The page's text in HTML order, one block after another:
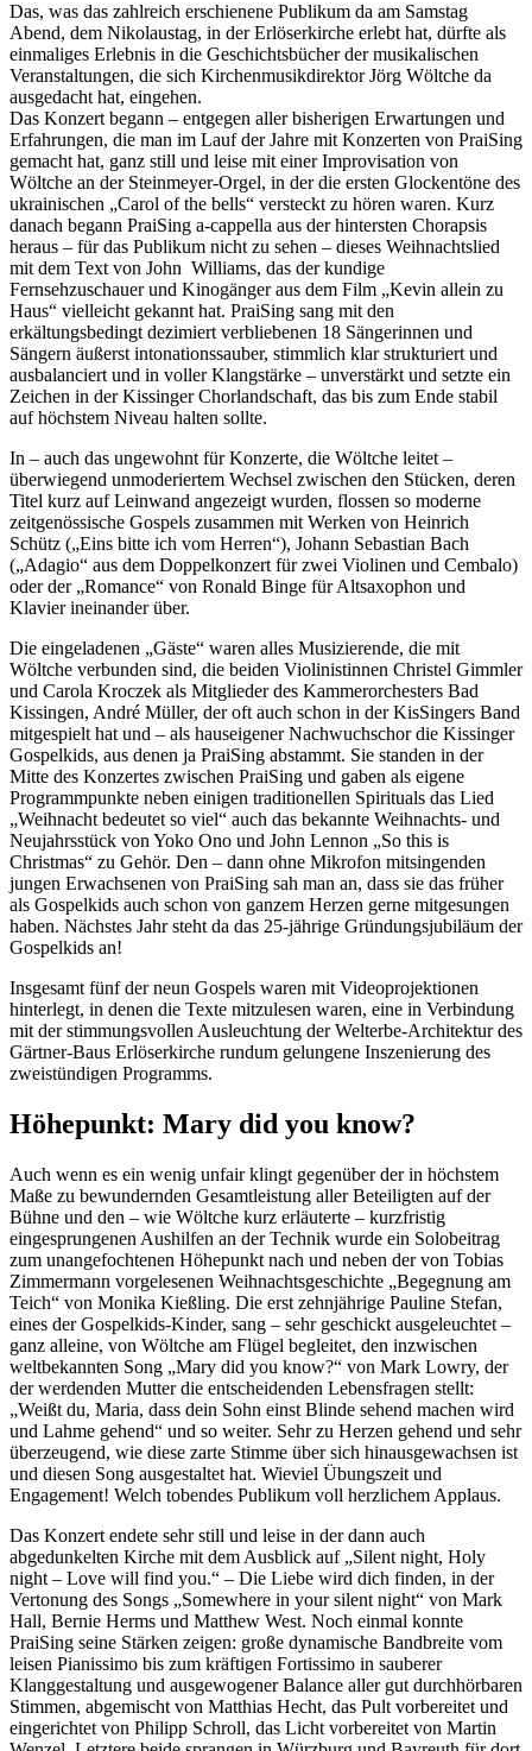
Das, was das zahlreich erschienene Publikum da am Samstag
Abend, dem Nikolaustag, in der Erlöserkirche erlebt hat, dürfte als
einmaliges Erlebnis in die Geschichtsbücher der musikalischen
Veranstaltungen, die sich Kirchenmusikdirektor Jörg Wöltche da
ausgedacht hat, eingehen.
Das Konzert begann – entgegen aller bisherigen Erwartungen und
Erfahrungen, die man im Lauf der Jahre mit Konzerten von PraiSing
gemacht hat, ganz still und leise mit einer Improvisation von
Wöltche an der Steinmeyer-Orgel, in der die ersten Glockentöne des
ukrainischen „Carol of the bells“ versteckt zu hören waren. Kurz
danach begann PraiSing a-cappella aus der hintersten Chorapsis
heraus – für das Publikum nicht zu sehen – dieses Weihnachtslied
mit dem Text von John Williams, das der kundige
Fernsehzuschauer und Kinogänger aus dem Film „Kevin allein zu
Haus“ vielleicht gekannt hat. PraiSing sang mit den
erkältungsbedingt dezimiert verbliebenen 18 Sängerinnen und
Sängern äußerst intonationssauber, stimmlich klar strukturiert und
ausbalanciert und in voller Klangstärke – unverstärkt und setzte ein
Zeichen in der Kissinger Chorlandschaft, das bis zum Ende stabil
auf höchstem Niveau halten sollte.
In – auch das ungewohnt für Konzerte, die Wöltche leitet –
überwiegend unmoderiertem Wechsel zwischen den Stücken, deren
Titel kurz auf Leinwand angezeigt wurden, flossen so moderne
zeitgenössische Gospels zusammen mit Werken von Heinrich
Schütz („Eins bitte ich vom Herren“), Johann Sebastian Bach
(„Adagio“ aus dem Doppelkonzert für zwei Violinen und Cembalo)
oder der „Romance“ von Ronald Binge für Altsaxophon und
Klavier ineinander über.
Die eingeladenen „Gäste“ waren alles Musizierende, die mit
Wöltche verbunden sind, die beiden Violinistinnen Christel Gimmler
und Carola Kroczek als Mitglieder des Kammerorchesters Bad
Kissingen, André Müller, der oft auch schon in der KisSingers Band
mitgespielt hat und – als hauseigener Nachwuchschor die Kissinger
Gospelkids, aus denen ja PraiSing abstammt. Sie standen in der
Mitte des Konzertes zwischen PraiSing und gaben als eigene
Programmpunkte neben einigen traditionellen Spirituals das Lied
„Weihnacht bedeutet so viel“ auch das bekannte Weihnachts- und
Neujahrsstück von Yoko Ono und John Lennon „So this is
Christmas“ zu Gehör. Den – dann ohne Mikrofon mitsingenden
jungen Erwachsenen von PraiSing sah man an, dass sie das früher
als Gospelkids auch schon von ganzem Herzen gerne mitgesungen
haben. Nächstes Jahr steht da das 25-jährige Gründungsjubiläum der
Gospelkids an!
Insgesamt fünf der neun Gospels waren mit Videoprojektionen
hinterlegt, in denen die Texte mitzulesen waren, eine in Verbindung
mit der stimmungsvollen Ausleuchtung der Welterbe-Architektur des
Gärtner-Baus Erlöserkirche rundum gelungene Inszenierung des
zweistündigen Programms.
Höhepunkt: Mary did you know?
Auch wenn es ein wenig unfair klingt gegenüber der in höchstem
Maße zu bewundernden Gesamtleistung aller Beteiligten auf der
Bühne und den – wie Wöltche kurz erläuterte – kurzfristig
eingesprungenen Aushilfen an der Technik wurde ein Solobeitrag
zum unangefochtenen Höhepunkt nach und neben der von Tobias
Zimmermann vorgelesenen Weihnachtsgeschichte „Begegnung am
Teich“ von Monika Kießling. Die erst zehnjährige Pauline Stefan,
eines der Gospelkids-Kinder, sang – sehr geschickt ausgeleuchtet –
ganz alleine, von Wöltche am Flügel begleitet, den inzwischen
weltbekannten Song „Mary did you know?“ von Mark Lowry, der
der werdenden Mutter die entscheidenden Lebensfragen stellt:
„Weißt du, Maria, dass dein Sohn einst Blinde sehend machen wird
und Lahme gehend“ und so weiter. Sehr zu Herzen gehend und sehr
überzeugend, wie diese zarte Stimme über sich hinausgewachsen ist
und diesen Song ausgestaltet hat. Wieviel Übungszeit und
Engagement! Welch tobendes Publikum voll herzlichem Applaus.
Das Konzert endete sehr still und leise in der dann auch
abgedunkelten Kirche mit dem Ausblick auf „Silent night, Holy
night – Love will find you.“ – Die Liebe wird dich finden, in der
Vertonung des Songs „Somewhere in your silent night“ von Mark
Hall, Bernie Herms und Matthew West. Noch einmal konnte
PraiSing seine Stärken zeigen: große dynamische Bandbreite vom
leisen Pianissimo bis zum kräftigen Fortissimo in sauberer
Klanggestaltung und ausgewogener Balance aller gut durchhörbaren
Stimmen, abgemischt von Matthias Hecht, das Pult vorbereitet und
eingerichtet von Philipp Schroll, das Licht vorbereitet von Martin